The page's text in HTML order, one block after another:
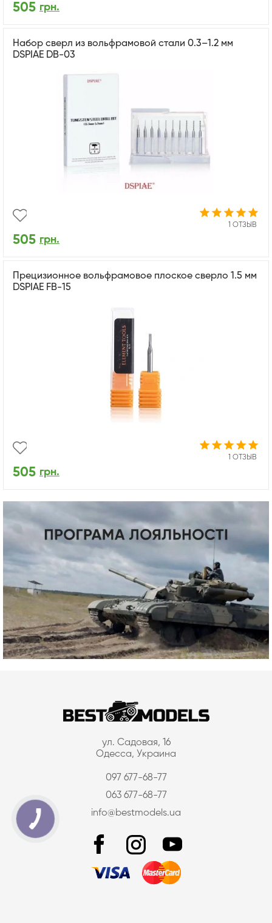
505 грн.
Набор сверл из вольфрамовой стали 0.3–1.2 мм
DSPIAE DB-03
1 ОТЗЫВ
505 грн.
Прецизионное вольфрамовое плоское сверло 1.5 мм
DSPIAE FB-15
1 ОТЗЫВ
505 грн.
ул. Садовая, 16
Одесса, Украина
097 677-68-77
063 677-68-77
info@bestmodels.ua